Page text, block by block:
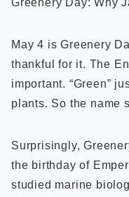
Greenery Day: Why
May 4 is Greenery
thankful for it. The
important. “Green”
plants. So the name
Surprisingly,
the birthday of
studied marine